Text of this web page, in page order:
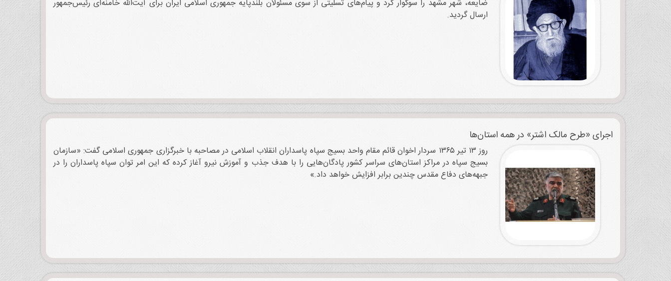
ضایعه، شهر مشهد را سوگوار کرد و پیام‌های تسلیتی از سوی مسئولان بلندپایه جمهوری اسلامی ایران برای آیت‌الله خامنه‌ای رئیس‌جمهور
ارسال گردید.
اجرای «طرح مالک اشتر» در همه استان‌ها
روز ۱۳ تیر ۱۳۶۵ سردار اخوان قائم مقام واحد بسیج سپاه پاسداران انقلاب اسلامی در مصاحبه با خبرگزاری جمهوری اسلامی گفت: «سازمان
بسیج سپاه در مراکز استان‌های سراسر کشور پادگان‌هایی را با هدف جذب و آموزش نیرو آغاز کرده که این امر توان سپاه پاسداران را در
جبهه‌های دفاع مقدس چندین برابر افزایش خواهد داد.»